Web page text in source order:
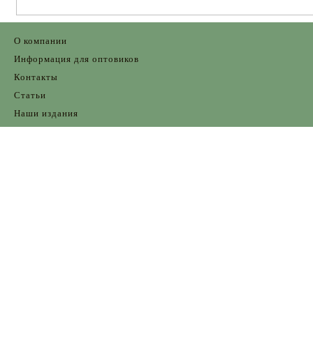
О компании
Информация для оптовиков
Контакты
Статьи
Наши издания